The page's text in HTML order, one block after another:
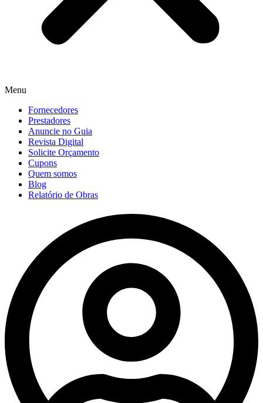
Menu
Fornecedores
Prestadores
Anuncie no Guia
Revista Digital
Solicite Orçamento
Cupons
Quem somos
Blog
Relatório de Obras